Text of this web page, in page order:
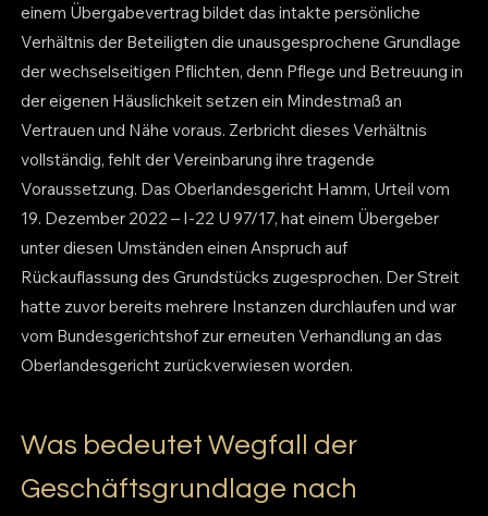
einem Übergabevertrag bildet das intakte persönliche
Verhältnis der Beteiligten die unausgesprochene Grundlage
der wechselseitigen Pflichten, denn Pflege und Betreuung in
der eigenen Häuslichkeit setzen ein Mindestmaß an
Vertrauen und Nähe voraus. Zerbricht dieses Verhältnis
vollständig, fehlt der Vereinbarung ihre tragende
Voraussetzung. Das Oberlandesgericht Hamm, Urteil vom
19. Dezember 2022 – I-22 U 97/17, hat einem Übergeber
unter diesen Umständen einen Anspruch auf
Rückauflassung des Grundstücks zugesprochen. Der Streit
hatte zuvor bereits mehrere Instanzen durchlaufen und war
vom Bundesgerichtshof zur erneuten Verhandlung an das
Oberlandesgericht zurückverwiesen worden.
Was bedeutet Wegfall der
Geschäftsgrundlage nach